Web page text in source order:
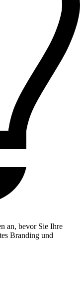
an, bevor Sie Ihre
Branding und